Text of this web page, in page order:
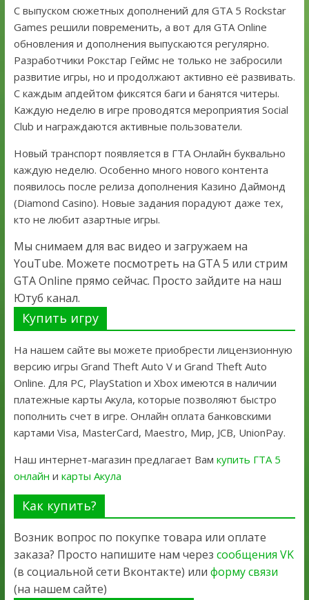
С выпуском сюжетных дополнений для GTA 5 Rockstar
Games решили повременить, а вот для GTA Online
обновления и дополнения выпускаются регулярно.
Разработчики Рокстар Геймс не только не забросили
развитие игры, но и продолжают активно её развивать.
С каждым апдейтом фиксятся баги и банятся читеры.
Каждую неделю в игре проводятся мероприятия Social
Club и награждаются активные пользователи.
Новый транспорт появляется в ГТА Онлайн буквально
каждую неделю. Особенно много нового контента
появилось после релиза дополнения Казино Даймонд
(Diamond Casino). Новые задания порадуют даже тех,
кто не любит азартные игры.
Мы снимаем для вас видео и загружаем на
YouTube. Можете посмотреть на GTA 5 или стрим
GTA Online прямо сейчас. Просто зайдите на наш
Ютуб канал.
Купить игру
На нашем сайте вы можете приобрести лицензионную
версию игры Grand Theft Auto V и Grand Theft Auto
Online. Для PC, PlayStation и Xbox имеются в наличии
платежные карты Акула, которые позволяют быстро
пополнить счет в игре. Онлайн оплата банковскими
картами Visa, MasterCard, Maestro, Мир, JCB, UnionPay.
Наш интернет-магазин предлагает Вам купить ГТА 5
онлайн и карты Акула
Как купить?
Возник вопрос по покупке товара или оплате
заказа? Просто напишите нам через сообщения VK
(в социальной сети Вконтакте) или форму связи
(на нашем сайте)